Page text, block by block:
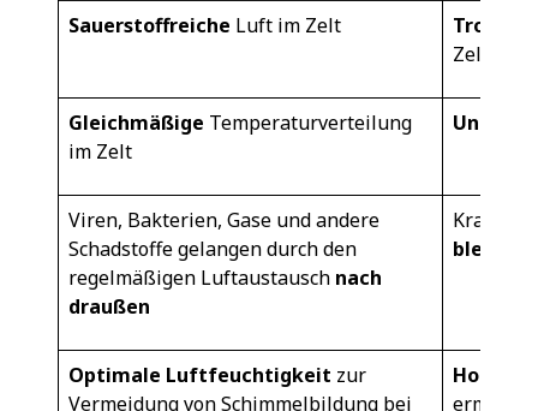
Sauerstoffreiche Luft im Zelt
Zelt
Gleichmäßige Temperaturverteilung
im Zelt
Viren, Bakterien, Gase und andere
Schadstoffe gelangen durch den
regelmäßigen Luftaustausch nach
draußen
bleiben
Optimale Luftfeuchtigkeit zur
Vermeidung von Schimmelbildung bei
Hohe